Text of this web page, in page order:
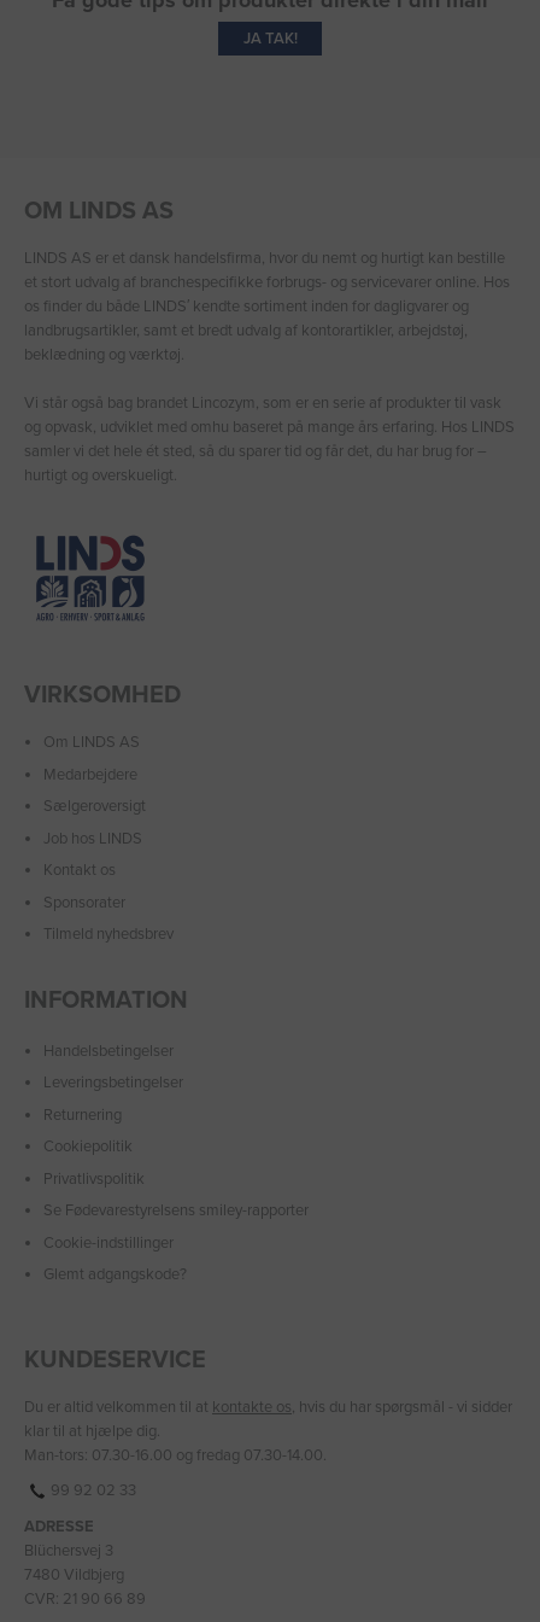
JA TAK!
OM LINDS AS
LINDS AS er et dansk handelsfirma, hvor du nemt og hurtigt kan bestille
et stort udvalg af branchespecifikke forbrugs- og servicevarer online. Hos
os finder du både LINDS′ kendte sortiment inden for dagligvarer og
landbrugsartikler, samt et bredt udvalg af kontorartikler, arbejdstøj,
beklædning og værktøj.
Vi står også bag brandet Lincozym, som er en serie af produkter til vask
og opvask, udviklet med omhu baseret på mange års erfaring. Hos LINDS
samler vi det hele ét sted, så du sparer tid og får det, du har brug for –
hurtigt og overskueligt.
VIRKSOMHED
Om LINDS AS
Medarbejdere
Sælgeroversigt
Job hos LINDS
Kontakt os
Sponsorater
Tilmeld nyhedsbrev
INFORMATION
Handelsbetingelser
Leveringsbetingelser
Returnering
Cookiepolitik
Privatlivspolitik
Se Fødevarestyrelsens smiley-rapporter
Cookie-indstillinger
Glemt adgangskode?
KUNDESERVICE
Du er altid velkommen til at kontakte os, hvis du har spørgsmål - vi sidder
klar til at hjælpe dig.
Man-tors: 07.30-16.00 og fredag 07.30-14.00.
99 92 02 33
ADRESSE
Blüchersvej 3
7480 Vildbjerg
CVR: 21 90 66 89